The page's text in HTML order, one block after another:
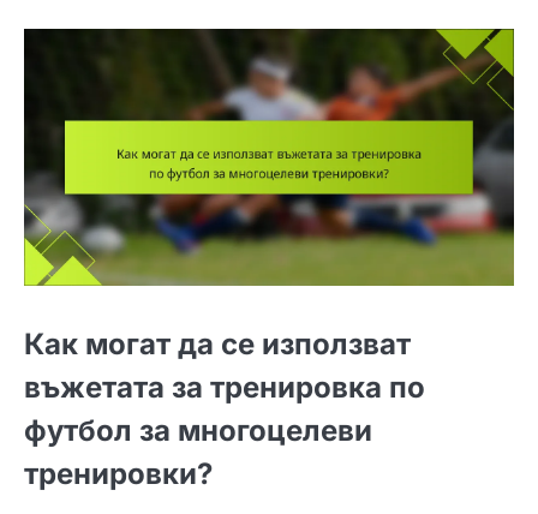
Как могат да се използват
въжетата за тренировка по
футбол за многоцелеви
тренировки?